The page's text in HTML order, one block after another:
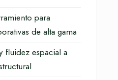
para
de alta gama
fluidez espacial a